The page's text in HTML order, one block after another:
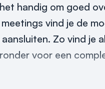
handig om goed
vind je de
Zo vind je
voor een